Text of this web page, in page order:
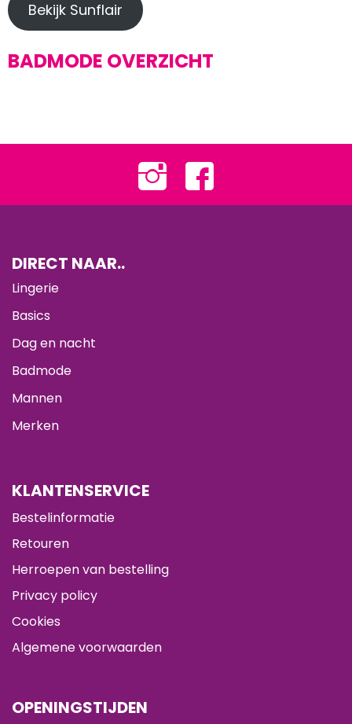
Bekijk Sunflair
BADMODE OVERZICHT
DIRECT NAAR..
Lingerie
Basics
Dag en nacht
Badmode
Mannen
Merken
KLANTENSERVICE
Bestelinformatie
Retouren
Herroepen van bestelling
Privacy policy
Cookies
Algemene voorwaarden
OPENINGSTIJDEN